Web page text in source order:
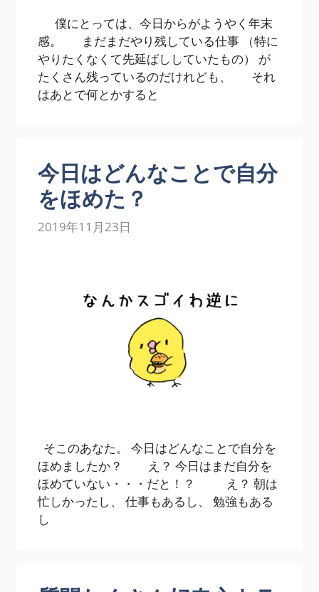
僕にとっては、今日からがようやく年末
感。 まだまだやり残している仕事 （特に
やりたくなくて先延ばししていたもの） が
たくさん残っているのだけれども、 それ
はあとで何とかすると
今日はどんなことで自分
をほめた？
2019年11月23日
そこのあなた。 今日はどんなことで自分を
ほめましたか？ え？ 今日はまだ自分を
ほめていない・・・だと！？ え？ 朝は
忙しかったし、 仕事もあるし、 勉強もある
し